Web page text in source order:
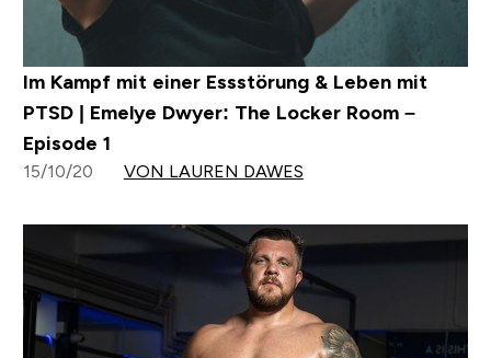
Im Kampf mit einer Essstörung & Leben mit
PTSD | Emelye Dwyer: The Locker Room –
Episode 1
15/10/20 VON LAUREN DAWES